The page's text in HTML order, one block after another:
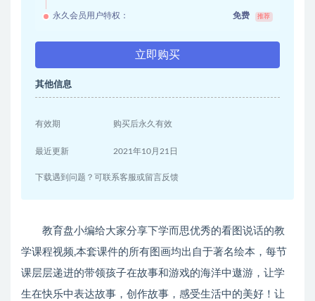
永久会员用户特权： 免费 推荐
立即购买
其他信息
有效期 购买后永久有效
最近更新 2021年10月21日
下载遇到问题？可联系客服或留言反馈
教育盘小编给大家分享下学而思优秀的看图说话的教
学课程视频,本套课件的所有图画均出自于著名绘本，每节
课层层递进的带领孩子在故事和游戏的海洋中遨游，让学
生在快乐中表达故事，创作故事，感受生活中的美好！让